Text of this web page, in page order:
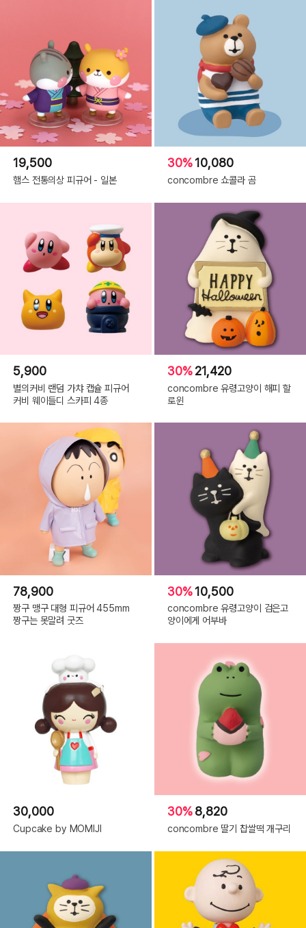
19,500
햄스 전통의상 피규어 - 일본
30%10,080
concombre 쇼콜라 곰
5,900
별의커비 랜덤 가챠 캡슐 피규어
커비 웨이들디 스카피 4종
30%21,420
concombre 유령고양이 해피 할
로윈
78,900
짱구 맹구 대형 피규어 455mm
짱구는 못말려 굿즈
30%10,500
concombre 유령고양이 검은고
양이에게 어부바
30,000
Cupcake by MOMIJI
30%8,820
concombre 딸기 찹쌀떡 개구리